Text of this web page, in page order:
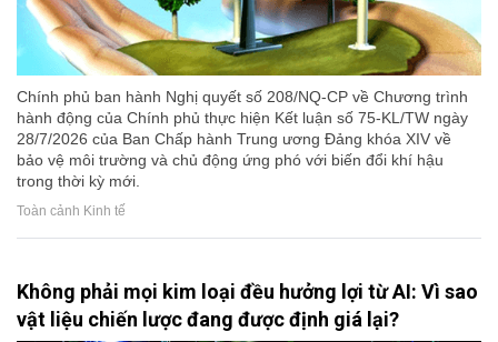
Chính phủ ban hành Nghị quyết số 208/NQ-CP về Chương trình
hành động của Chính phủ thực hiện Kết luận số 75-KL/TW ngày
28/7/2026 của Ban Chấp hành Trung ương Đảng khóa XIV về
bảo vệ môi trường và chủ động ứng phó với biến đổi khí hậu
trong thời kỳ mới.
Toàn cảnh Kinh tế
Không phải mọi kim loại đều hưởng lợi từ AI: Vì sao
vật liệu chiến lược đang được định giá lại?